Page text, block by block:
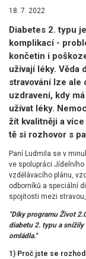
18. 7. 2022
Diabetes 2. typu
komplikací -
končetin i
užívají léky. Věda
stravování lze ale
uzdravení, kdy
užívat léky.
žít kvalitněji a
tě si rozhovor s
Paní Ludmila se v
ve spolupráci Jídelního
vzdělávacího plánu,
odborníků a speciální
spojitosti mezi
"Díky programu Život
diabetu 2. typu a snížily
omládla."
1) Proč jste se